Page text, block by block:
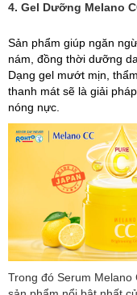
4. Gel Dưỡng Melano
Sản phẩm giúp ngăn
nám, đồng thời dưỡng
Dạng gel mướt mịn,
thanh mát sẽ là giải
nóng nực.
Trong đó Serum Melano